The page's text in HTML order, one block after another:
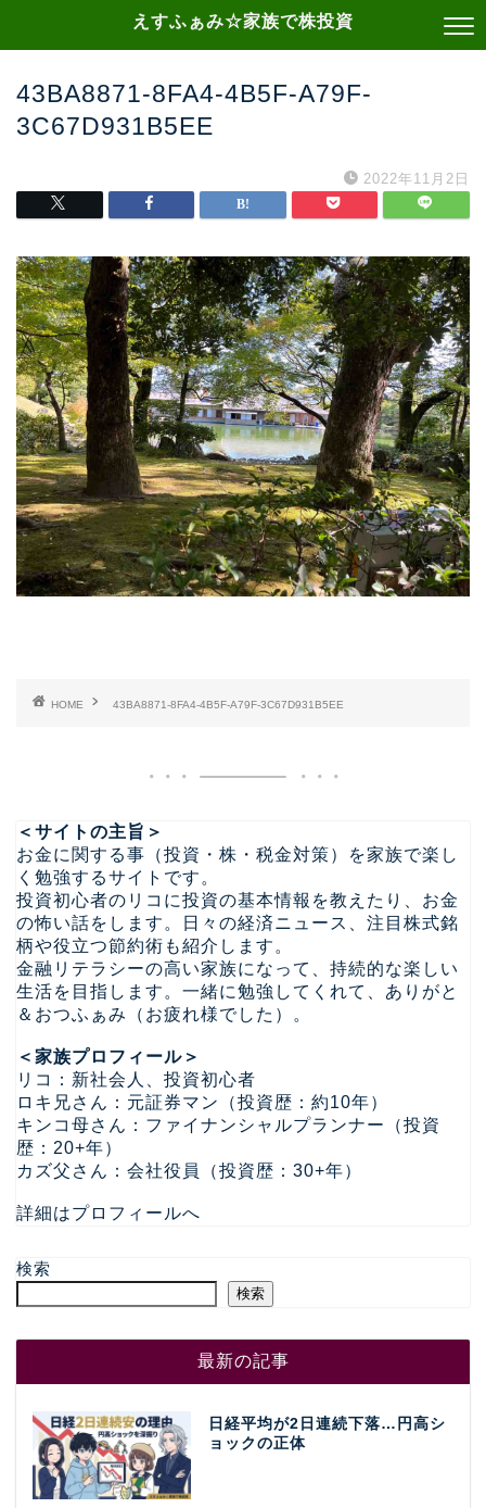
えすふぁみ☆家族で株投資
43BA8871-8FA4-4B5F-A79F-
3C67D931B5EE
2022年11月2日
HOME 43BA8871-8FA4-4B5F-A79F-3C67D931B5EE
＜サイトの主旨＞
お金に関する事（投資・株・税金対策）を家族で楽し
く勉強するサイトです。
投資初心者のリコに投資の基本情報を教えたり、お金
の怖い話をします。日々の経済ニュース、注目株式銘
柄や役立つ節約術も紹介します。
金融リテラシーの高い家族になって、持続的な楽しい
生活を目指します。一緒に勉強してくれて、ありがと
＆おつふぁみ（お疲れ様でした）。
＜家族プロフィール＞
リコ：新社会人、投資初心者
ロキ兄さん：元証券マン（投資歴：約10年）
キンコ母さん：ファイナンシャルプランナー（投資
歴：20+年）
カズ父さん：会社役員（投資歴：30+年）
詳細はプロフィールへ
検索
検索
最新の記事
日経平均が2日連続下落…円高シ
ョックの正体